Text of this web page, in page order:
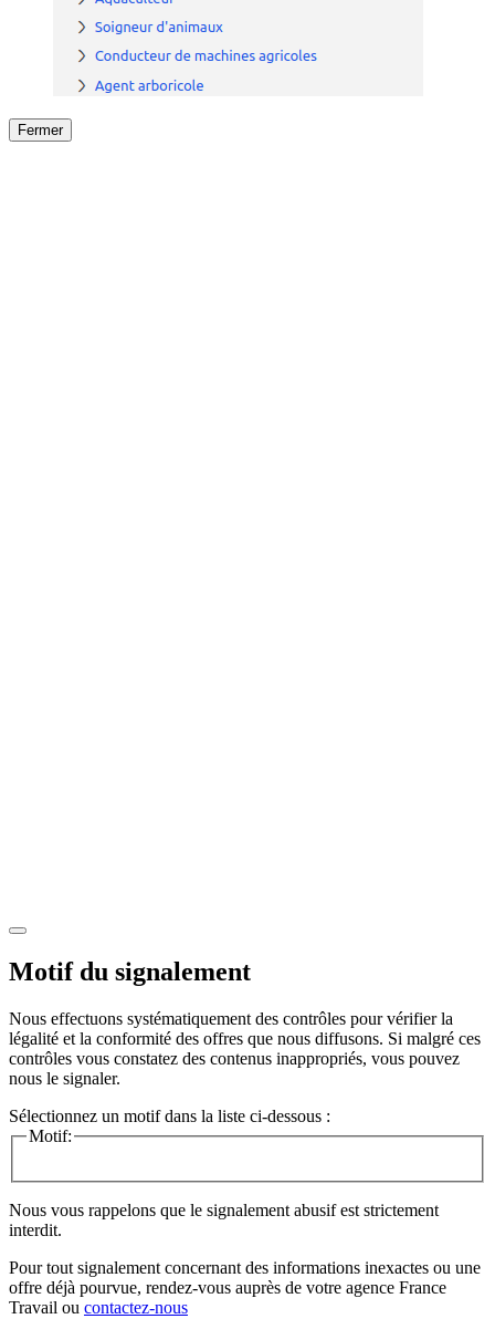
Fermer
Motif du signalement
Nous effectuons systématiquement des contrôles pour vérifier la
légalité et la conformité des offres que nous diffusons. Si malgré ces
contrôles vous constatez des contenus inappropriés, vous pouvez
nous le signaler.
Sélectionnez un motif dans la liste ci-dessous :
Motif:
Nous vous rappelons que le signalement abusif est strictement
interdit.
Pour tout signalement concernant des informations inexactes ou une
offre déjà pourvue, rendez-vous auprès de votre agence France
Travail ou contactez-nous